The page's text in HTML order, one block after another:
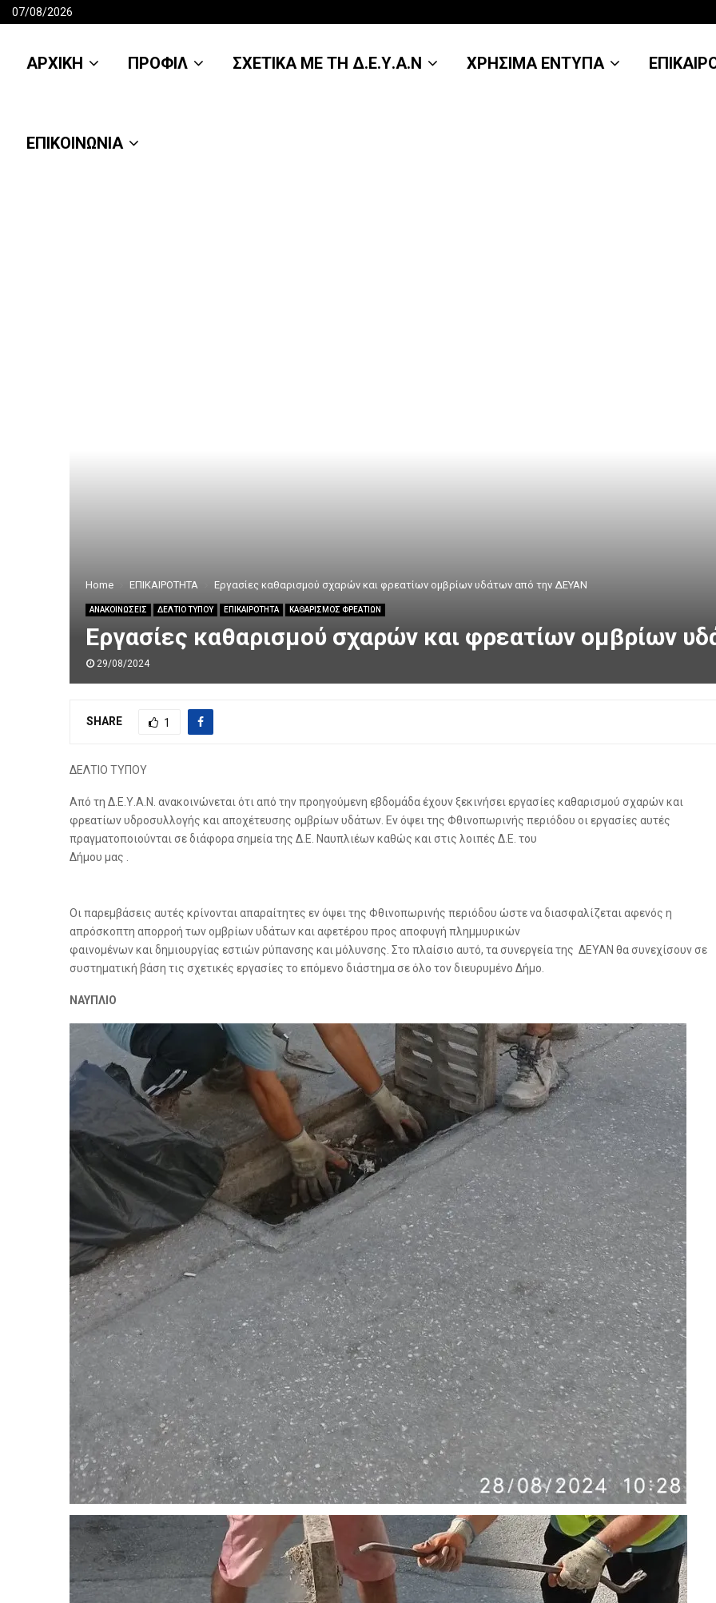
07/08/2026
ΑΡΧΙΚΗ ΠΡΟΦΙΛ ΣΧΕΤΙΚΑ ΜΕ ΤΗ Δ.Ε.Υ.Α.Ν ΧΡΗΣΙΜΑ ΕΝΤΥΠΑ
ΕΠΙΚΟΙΝΩΝΙΑ
Home ΕΠΙΚΑΙΡΟΤΗΤΑ Εργασίες καθαρισμού σχαρών και φρεατίων ομβρίων υδάτων από την ΔΕΥΑN
ΑΝΑΚΟΙΝΩΣΕΙΣ ΔΕΛΤΙΟ ΤΥΠΟΥ ΕΠΙΚΑΙΡΟΤΗΤΑ ΚΑΘΑΡΙΣΜΟΣ ΦΡΕΑΤΙΩΝ
Εργασίες καθαρισμού σχαρών και φρεατίων ομβρίων
29/08/2024
SHARE 1
ΔΕΛΤΙΟ ΤΥΠΟΥ
Από τη Δ.Ε.Υ.Α.Ν. ανακοινώνεται ότι από την προηγούμενη εβδομάδα έχουν ξεκινήσει εργασίες καθαρισμού σχαρών και
φρεατίων υδροσυλλογής και αποχέτευσης ομβρίων υδάτων. Εν όψει της Φθινοπωρινής περιόδου οι εργασίες αυτές
πραγματοποιούνται σε διάφορα σημεία της Δ.Ε. Ναυπλιέων καθώς και στις λοιπές Δ.Ε. του
Δήμου μας .
Οι παρεμβάσεις αυτές κρίνονται απαραίτητες εν όψει της Φθινοπωρινής περιόδου ώστε να διασφαλίζεται αφενός η
απρόσκοπτη απορροή των ομβρίων υδάτων και αφετέρου προς αποφυγή πλημμυρικών
φαινομένων και δημιουργίας εστιών ρύπανσης και μόλυνσης. Στο πλαίσιο αυτό, τα συνεργεία της ΔΕΥΑΝ θα συνεχίσουν σε
συστηματική βάση τις σχετικές εργασίες το επόμενο διάστημα σε όλο τον διευρυμένο Δήμο.
ΝΑΥΠΛΙΟ